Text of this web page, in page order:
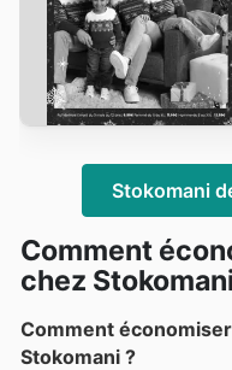
Stokomani
Comment
chez
Comment
Stokomani ?